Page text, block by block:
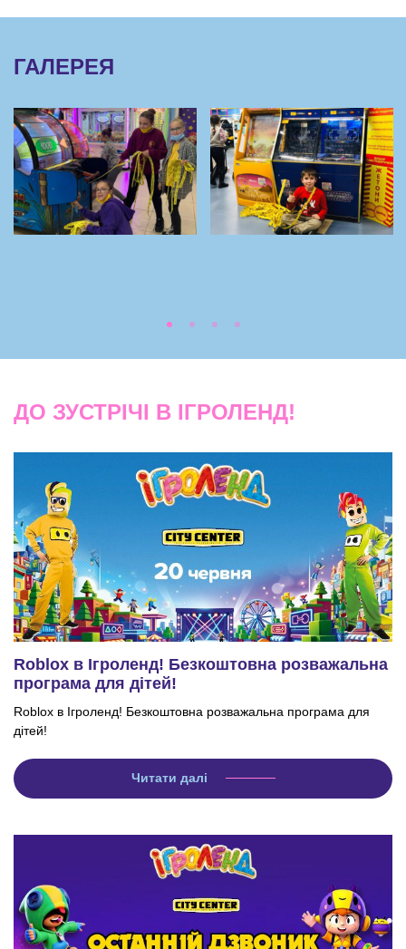
ГАЛЕРЕЯ
ДО ЗУСТРІЧІ В ІГРОЛЕНД!
Roblox в Ігроленд! Безкоштовна розважальна
програма для дітей!
Roblox в Ігроленд! Безкоштовна розважальна програма для
дітей!
Читати далі